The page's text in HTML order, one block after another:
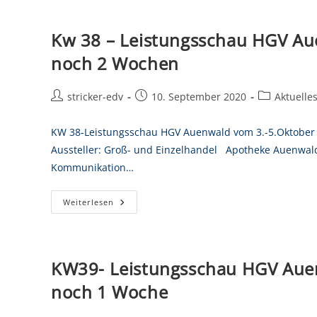
Kw 38 – Leistungsschau HGV
noch 2 Wochen
stricker-edv 10. September 2020 Aktuelles
KW 38-Leistungsschau HGV Auenwald vom 3.-
Aussteller: Groß- und Einzelhandel Apotheke
Kommunikation…
Weiterlesen
KW39- Leistungsschau HGV
noch 1 Woche